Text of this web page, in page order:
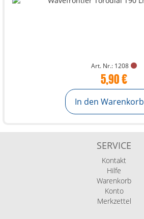
Art. Nr.: 1208
5,90 €
In den Warenkorb
SERVICE
Kontakt
Hilfe
Warenkorb
Konto
Merkzettel